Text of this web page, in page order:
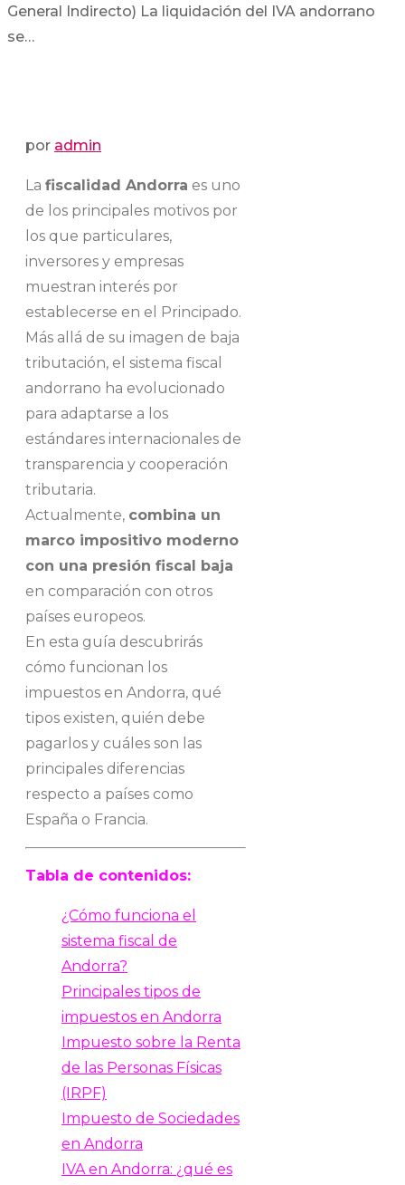
General Indirecto) La liquidación del IVA andorrano
se…
por admin
La fiscalidad Andorra es uno
de los principales motivos por
los que particulares,
inversores y empresas
muestran interés por
establecerse en el Principado.
Más allá de su imagen de baja
tributación, el sistema fiscal
andorrano ha evolucionado
para adaptarse a los
estándares internacionales de
transparencia y cooperación
tributaria.
Actualmente, combina un
marco impositivo moderno
con una presión fiscal baja
en comparación con otros
países europeos.
En esta guía descubrirás
cómo funcionan los
impuestos en Andorra, qué
tipos existen, quién debe
pagarlos y cuáles son las
principales diferencias
respecto a países como
España o Francia.
Tabla de contenidos:
¿Cómo funciona el
sistema fiscal de
Andorra?
Principales tipos de
impuestos en Andorra
Impuesto sobre la Renta
de las Personas Físicas
(IRPF)
Impuesto de Sociedades
en Andorra
IVA en Andorra: ¿qué es